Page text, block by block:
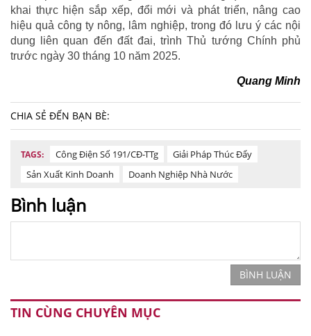
khai thực hiện sắp xếp, đổi mới và phát triển, nâng cao
hiệu quả công ty nông, lâm nghiệp, trong đó lưu ý các nội
dung liên quan đến đất đai, trình Thủ tướng Chính phủ
trước ngày 30 tháng 10 năm 2025.
Quang Minh
CHIA SẺ ĐẾN BẠN BÈ:
TAGS: Công Điện Số 191/CĐ-TTg
Giải Pháp Thúc Đẩy
Sản Xuất Kinh Doanh
Doanh Nghiệp Nhà Nước
Bình luận
BÌNH LUẬN
TIN CÙNG CHUYÊN MỤC